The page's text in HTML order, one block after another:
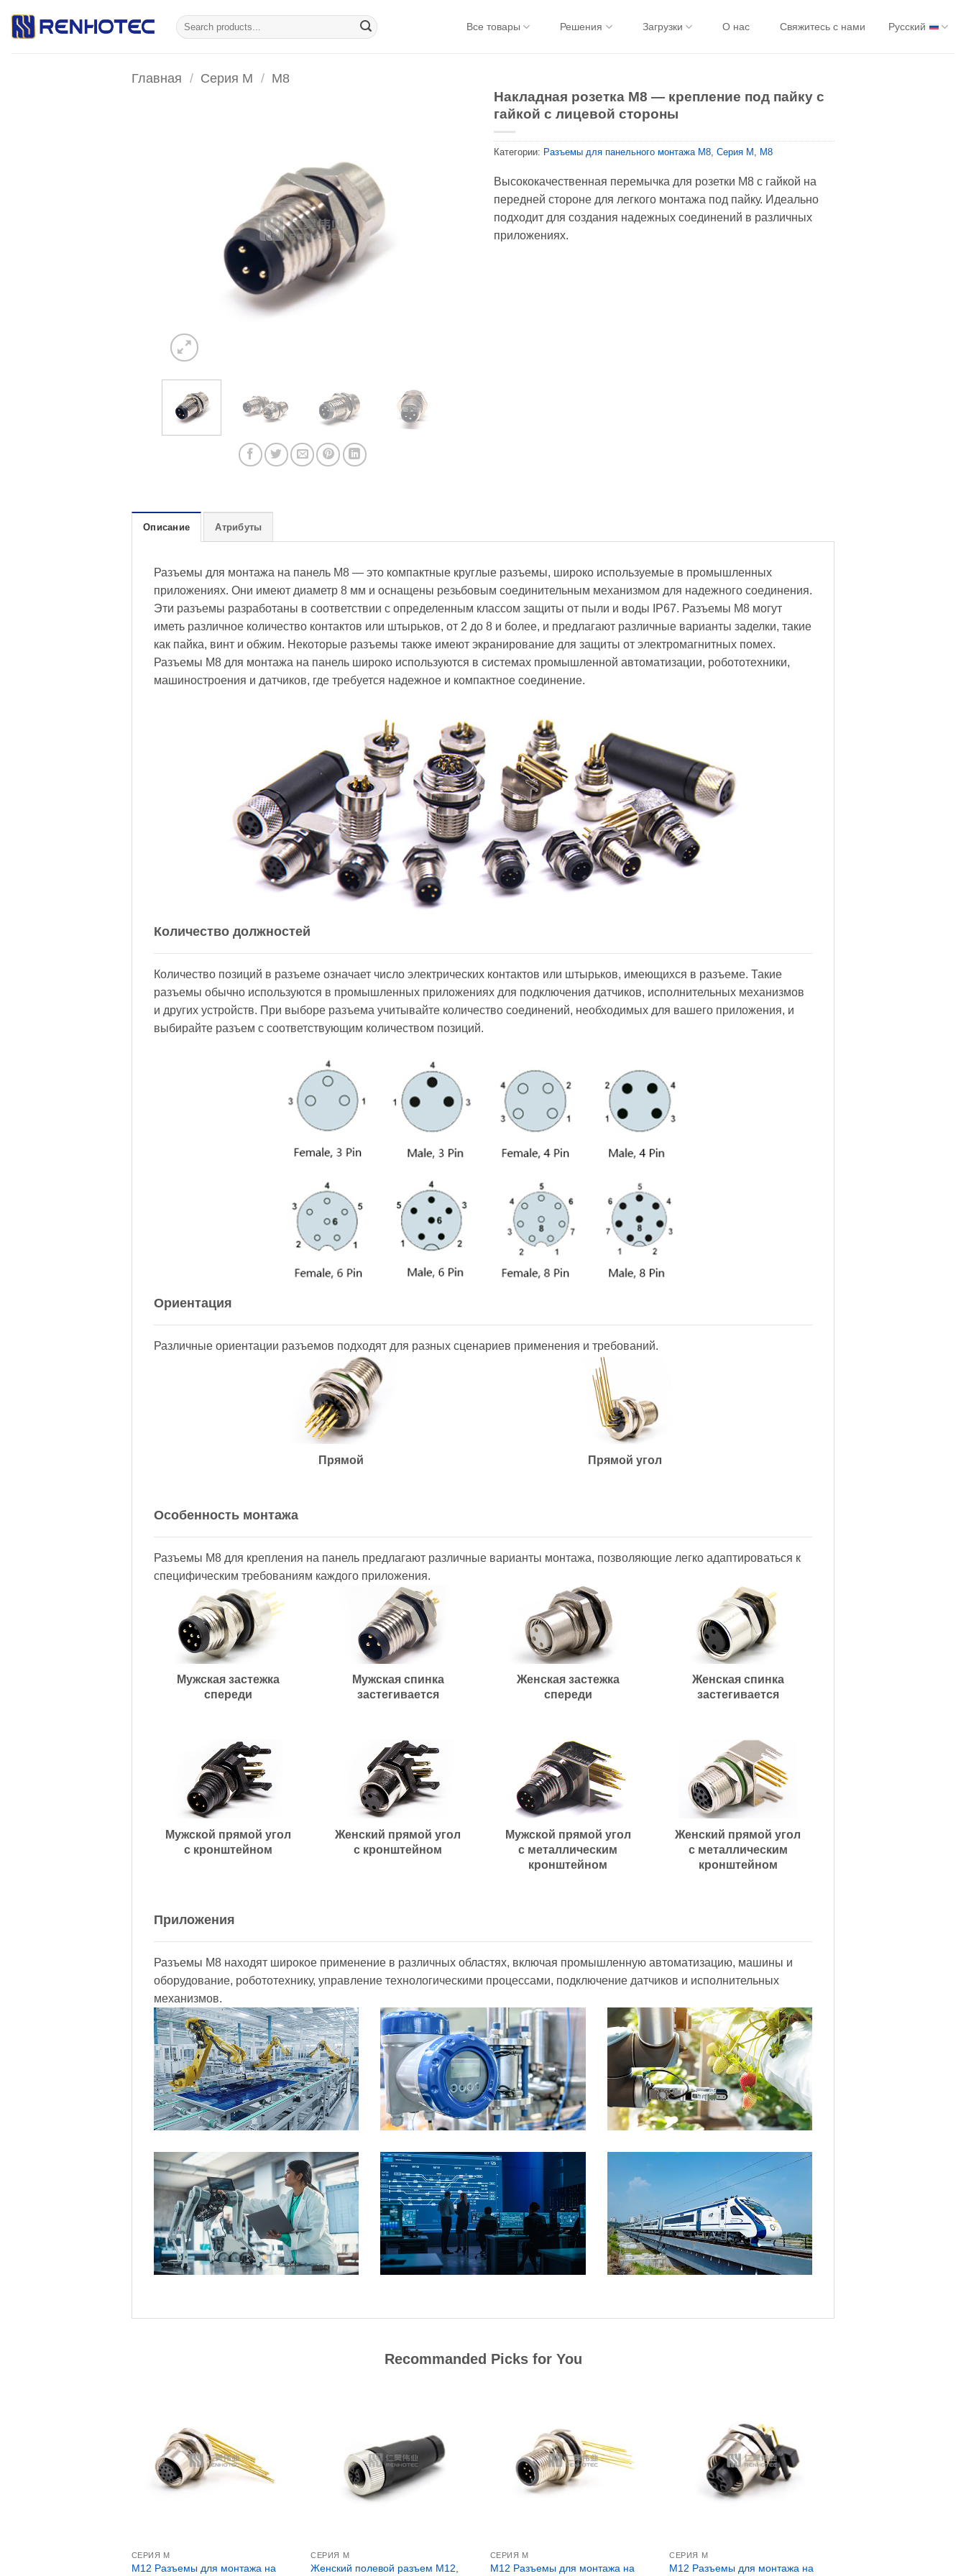
Искать:
Все товары Решения Загрузки О нас Свяжитесь с нами Русский
Главная / Серия М / M8
Накладная розетка M8 — крепление под пайку с
гайкой с лицевой стороны
Категории: Разъемы для панельного монтажа M8, Серия М , M8
Высококачественная перемычка для розетки M8 с гайкой на
передней стороне для легкого монтажа под пайку. Идеально
подходит для создания надежных соединений в различных
приложениях.
Описание Атрибуты
Разъемы для монтажа на панель M8 — это компактные круглые разъемы, широко используемые в промышленных
приложениях. Они имеют диаметр 8 мм и оснащены резьбовым соединительным механизмом для надежного соединения.
Эти разъемы разработаны в соответствии с определенным классом защиты от пыли и воды IP67. Разъемы M8 могут
иметь различное количество контактов или штырьков, от 2 до 8 и более, и предлагают различные варианты заделки, такие
как пайка, винт и обжим. Некоторые разъемы также имеют экранирование для защиты от электромагнитных помех.
Разъемы M8 для монтажа на панель широко используются в системах промышленной автоматизации, робототехники,
машиностроения и датчиков, где требуется надежное и компактное соединение.
Количество должностей
Количество позиций в разъеме означает число электрических контактов или штырьков, имеющихся в разъеме. Такие
разъемы обычно используются в промышленных приложениях для подключения датчиков, исполнительных механизмов
и других устройств. При выборе разъема учитывайте количество соединений, необходимых для вашего приложения, и
выбирайте разъем с соответствующим количеством позиций.
Ориентация
Различные ориентации разъемов подходят для разных сценариев применения и требований.
Прямой Прямой угол
Особенность монтажа
Разъемы M8 для крепления на панель предлагают различные варианты монтажа, позволяющие легко адаптироваться к
специфическим требованиям каждого приложения.
Мужская застежка
спереди
Мужская спинка
застегивается
Женская застежка
спереди
Женская спинка
застегивается
Мужской прямой угол
с кронштейном
Женский прямой угол
с кронштейном
Мужской прямой угол
с металлическим
кронштейном
Женский прямой угол
с металлическим
кронштейном
Приложения
Разъемы M8 находят широкое применение в различных областях, включая промышленную автоматизацию, машины и
оборудование, робототехнику, управление технологическими процессами, подключение датчиков и исполнительных
механизмов.
Recommanded Picks for You
СЕРИЯ М
M12 Разъемы для монтажа на
СЕРИЯ М
Женский полевой разъем M12,
СЕРИЯ М
M12 Разъемы для монтажа на
СЕРИЯ М
M12 Разъемы для монтажа на